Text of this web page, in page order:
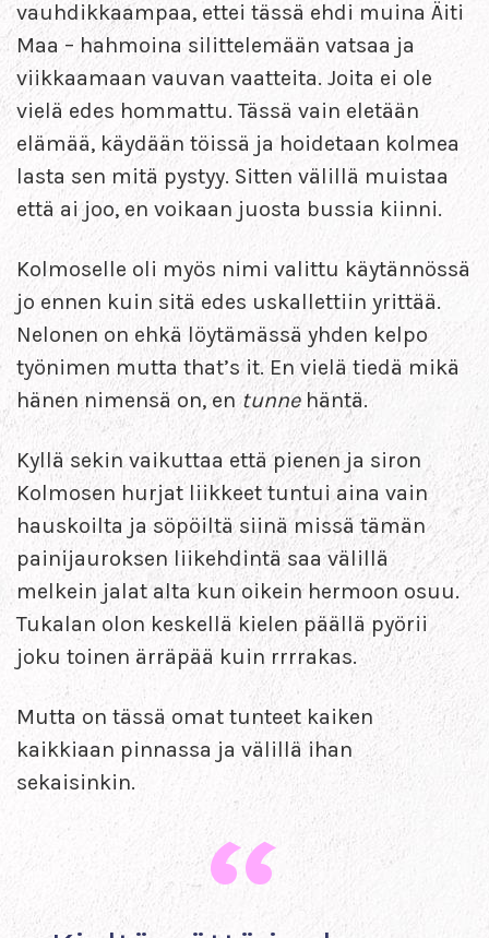
vauhdikkaampaa, ettei tässä ehdi muina Äiti
Maa – hahmoina silittelemään vatsaa ja
viikkaamaan vauvan vaatteita. Joita ei ole
vielä edes hommattu. Tässä vain eletään
elämää, käydään töissä ja hoidetaan kolmea
lasta sen mitä pystyy. Sitten välillä muistaa
että ai joo, en voikaan juosta bussia kiinni.
Kolmoselle oli myös nimi valittu käytännössä
jo ennen kuin sitä edes uskallettiin yrittää.
Nelonen on ehkä löytämässä yhden kelpo
työnimen mutta that’s it. En vielä tiedä mikä
hänen nimensä on, entunnehäntä.
Kyllä sekin vaikuttaa että pienen ja siron
Kolmosen hurjat liikkeet tuntui aina vain
hauskoilta ja söpöiltä siinä missä tämän
painijauroksen liikehdintä saa välillä
melkein jalat alta kun oikein hermoon osuu.
Tukalan olon keskellä kielen päällä pyörii
joku toinen ärräpää kuin rrrrakas.
Mutta on tässä omat tunteet kaiken
kaikkiaan pinnassa ja välillä ihan
sekaisinkin.